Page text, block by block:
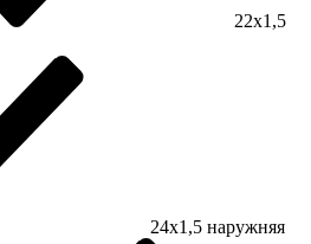
22х1,5
24х1,5 наружняя